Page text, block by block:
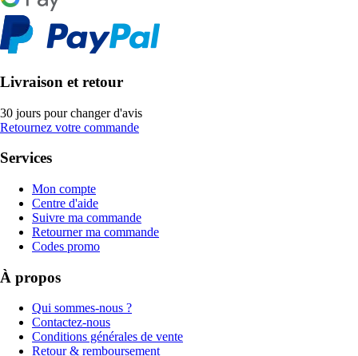
Livraison et retour
30 jours pour changer d'avis
Retournez votre commande
Services
Mon compte
Centre d'aide
Suivre ma commande
Retourner ma commande
Codes promo
À propos
Qui sommes-nous ?
Contactez-nous
Conditions générales de vente
Retour & remboursement